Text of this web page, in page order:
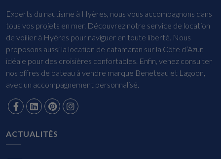
Experts du nautisme à Hyères, nous vous accompagnons dans
tous vos projets en mer. Découvrez notre service de location
de voilier à Hyères pour naviguer en toute liberté. Nous
proposons aussi la location de catamaran sur la Côte d’Azur,
idéale pour des croisières confortables. Enfin, venez consulter
nos offres de bateau à vendre marque Beneteau et Lagoon,
avec un accompagnement personnalisé.
ACTUALITÉS